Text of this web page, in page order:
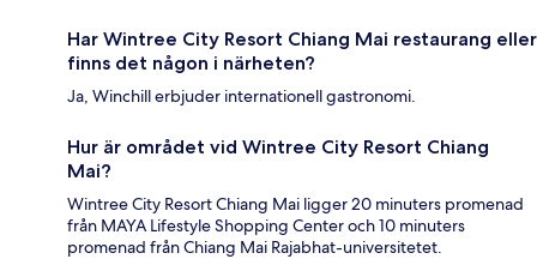
Har Wintree City Resort Chiang Mai restaurang eller
finns det någon i närheten?
Ja, Winchill erbjuder internationell gastronomi.
Hur är området vid Wintree City Resort Chiang
Mai?
Wintree City Resort Chiang Mai ligger 20 minuters promenad
från MAYA Lifestyle Shopping Center och 10 minuters
promenad från Chiang Mai Rajabhat-universitetet.